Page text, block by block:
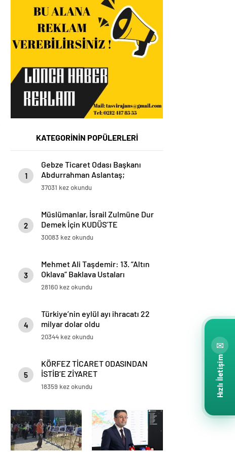
KATEGORİNİN POPÜLERLERİ
1
Gebze Ticaret Odası Başkanı
Abdurrahman Aslantaş;
“Gebze’nin en büyük şansı
olması. Yabancı sermaye,
networklarıyla ve know-
hows’ları ile Gebze’yi ticarette,
37031 kez okundu
2
Müslümanlar, İsrail Zulmüne Dur
Demek İçin KUDÜS’TE
BULUŞMAK ÜZERE ahitleşiyor…
30083 kez okundu
3
Mehmet Ali Taşdemir: 13. “Altın
Oklava” Baklava Ustaları
Yarışması ve “Baklava Festivali”
28160 kez okundu
4
Türkiye’nin eylül ayı ihracatı 22
milyar dolar oldu
20344 kez okundu
5
KÖRFEZ TİCARET ODASINDAN
İSTİB’E ZİYARET
18359 kez okundu
✉
Hızlı İletişim